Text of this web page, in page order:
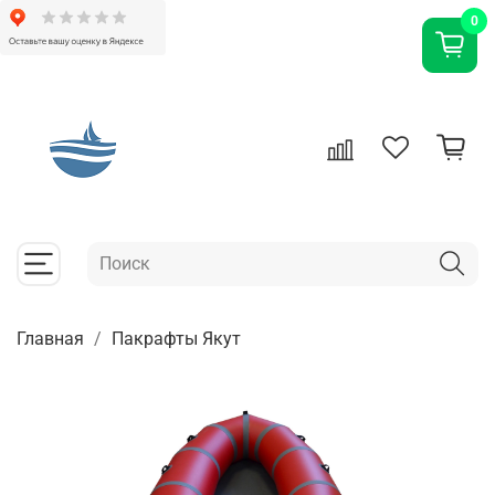
Главная Пакрафты Якут
0